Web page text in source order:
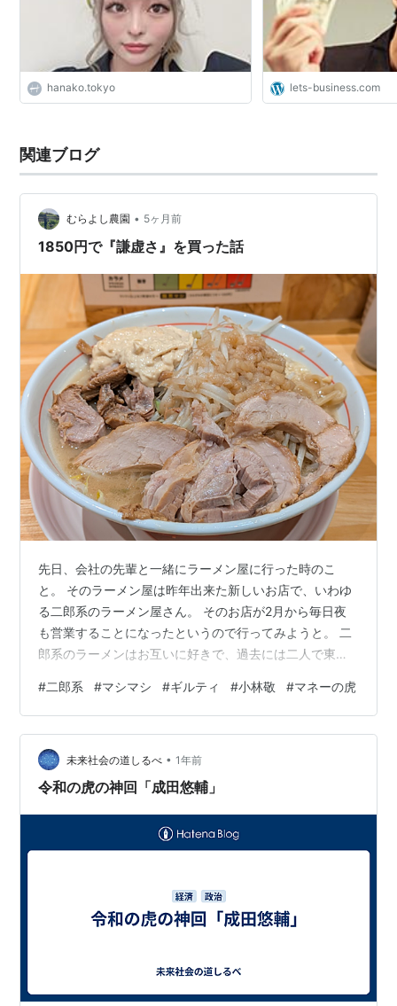
hanako.tokyo lets-business.com
関連ブログ
むらよし農園 • 5ヶ月前
1850円で『謙虚さ』を買った話
先日、会社の先輩と一緒にラーメン屋に行った時のこ
と。 そのラーメン屋は昨年出来た新しいお店で、いわゆ
る二郎系のラーメン屋さん。 そのお店が2月から毎日夜
も営業することになったというので行ってみようと。 二
郎系のラーメンはお互いに好きで、過去には二人で東京
ぶりの二郎系でとても楽しみにしていた。 先輩と一緒に
ネットの情報を集め、行ったことのある知人から話を聞
き、トッピングの量や仕組みを学んだ。 二郎系はお店に
よってシステムや量に大きく差があるからだ。 これは、
どうせなら美味しくたくさん食べたいという思いからで
#二郎系 #マシマシ #ギルティ #小林敬 #マネーの虎
未来社会の道しるべ • 1年前
令和の虎の神回「成田悠輔」